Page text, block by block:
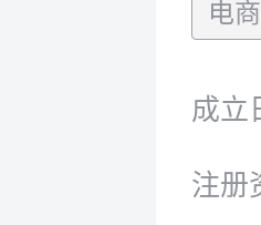
电
成立
注册